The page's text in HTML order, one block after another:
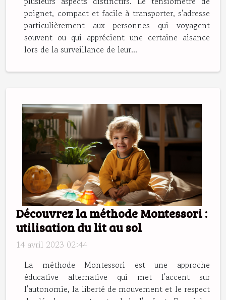
poignet, compact et facile à transporter, s'adresse
particulièrement aux personnes qui voyagent
souvent ou qui apprécient une certaine aisance
lors de la surveillance de leur...
Découvrez la méthode Montessori :
utilisation du lit au sol
14 avril 2023 02:44
La méthode Montessori est une approche
éducative alternative qui met l'accent sur
l'autonomie, la liberté de mouvement et le respect